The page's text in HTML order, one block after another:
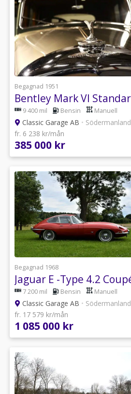
Begagnad 1951
9 400 mil Bensin Manuell
Classic Garage AB • Södermanland
fr. 6 238 kr/mån
385 000 kr
Begagnad 1968
7 200 mil Bensin Manuell
Classic Garage AB • Södermanland
fr. 17 579 kr/mån
1 085 000 kr